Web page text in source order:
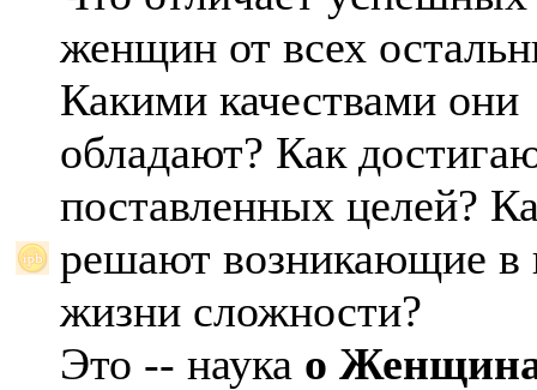
женщин от всех
Какими качествами они
обладают? Как
поставленных целей?
решают возникающие в
жизни сложности?
Это -- наука о